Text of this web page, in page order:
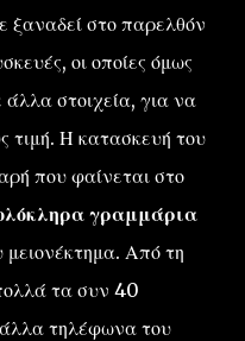
ξαναδεί στο παρελθόν
οι οποίες όμως
άλλα στοιχεία, για να
τιμή. Η κατασκευή του
που φαίνεται στο
γραμμάρια
μειονέκτημα. Από τη
τα συν 40
τηλέφωνα του